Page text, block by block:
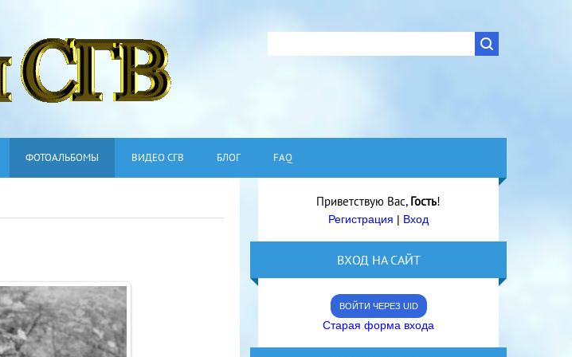
ФОТОАЛЬБОМЫ ВИДЕО СГВ БЛОГ FAQ
Приветствую Вас, Гость!
Регистрация | Вход
ВХОД НА САЙТ
ВОЙТИ ЧЕРЕЗ UID
Старая форма входа